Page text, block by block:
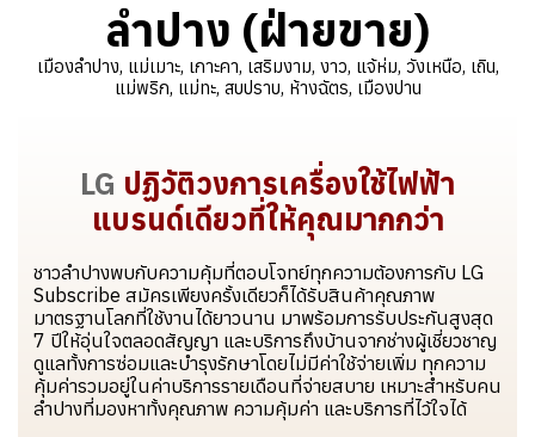
ลำปาง (ฝ่ายขาย)
เมืองลำปาง, แม่เมาะ, เกาะคา, เสริมงาม, งาว, แจ้ห่ม, วังเหนือ, เถิน,
แม่พริก, แม่ทะ, สบปราบ, ห้างฉัตร, เมืองปาน
LG ปฏิวัติวงการเครื่องใช้ไฟฟ้า
แบรนด์เดียวที่ให้คุณมากกว่า
ชาวลำปางพบกับความคุ้มที่ตอบโจทย์ทุกความต้องการกับ LG
Subscribe สมัครเพียงครั้งเดียวก็ได้รับสินค้าคุณภาพ
มาตรฐานโลกที่ใช้งานได้ยาวนาน มาพร้อมการรับประกันสูงสุด
7 ปีให้อุ่นใจตลอดสัญญา และบริการถึงบ้านจากช่างผู้เชี่ยวชาญ
ดูแลทั้งการซ่อมและบำรุงรักษาโดยไม่มีค่าใช้จ่ายเพิ่ม ทุกความ
คุ้มค่ารวมอยู่ในค่าบริการรายเดือนที่จ่ายสบาย เหมาะสำหรับคน
ลำปางที่มองหาทั้งคุณภาพ ความคุ้มค่า และบริการที่ไว้ใจได้